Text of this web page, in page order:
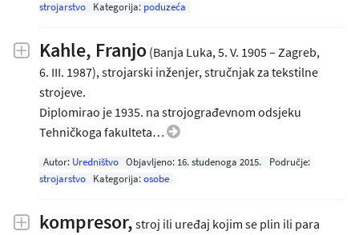
strojarstvo
Kategorija: poduzeća
Kahle, Franjo (Banja Luka, 5. V. 1905 – Zagreb,
6. III. 1987), strojarski inženjer, stručnjak za tekstilne
strojeve.
Diplomirao je 1935. na strojograđevnom odsjeku
Tehničkoga fakulteta…
Autor: Uredništvo Objavljeno: 16. studenoga 2015.
Područje:
strojarstvo
Kategorija:osobe
kompresor, stroj ili uređaj kojim se plin ili para